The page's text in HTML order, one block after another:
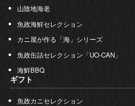
山陰地海老
魚政海鮮セレクション
カニ屋が作る「海」シリーズ
魚政缶詰セレクション「UO-CAN」
海鮮BBQ
ギフト
魚政カニセレクション